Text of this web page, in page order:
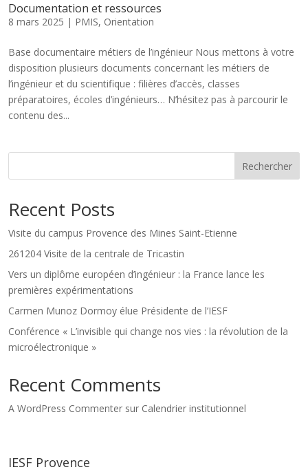
Documentation et ressources
8 mars 2025 | PMIS, Orientation
Base documentaire métiers de l’ingénieur Nous mettons à votre
disposition plusieurs documents concernant les métiers de
l’ingénieur et du scientifique : filières d’accès, classes
préparatoires, écoles d’ingénieurs… N’hésitez pas à parcourir le
contenu des...
Rechercher
Recent Posts
Visite du campus Provence des Mines Saint-Etienne
261204 Visite de la centrale de Tricastin
Vers un diplôme européen d’ingénieur : la France lance les
premières expérimentations
Carmen Munoz Dormoy élue Présidente de l’IESF
Conférence « L’invisible qui change nos vies : la révolution de la
microélectronique »
Recent Comments
A WordPress Commenter sur Calendrier institutionnel
IESF Provence